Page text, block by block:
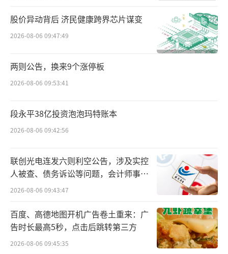
谁能想到，一个曾经定义全球家电标准的
国家，如今却试图靠提高关税维持本土制造的
尊严，这一转变，既是全球产业分工变化的结
果，也映射出美国制造业衰退背后更深层的结
美国如何成为家电工业的起点？
家用电器逐渐走入普通家庭，并开始改变人们
的日常生活方式。这一时期，诸多创新产品相
继问世，成为现代家电产业的奠基石。1911
年，通用电气公司（GE）推出了全球首款家用
电冰箱原型机，让制冷技术在家庭中的应用迈
出了第一步。
股价异动背后 济民健康跨界芯片谋变
2026-08-06 09:47:49
两则公告，换来9个涨停板
2026-08-06 09:53:41
段永平38亿投资泡泡玛特账本
2026-08-06 09:42:56
联创光电连发六则利空公告，涉及实控
人被查、债务诉讼等问题，会计师事务
所曾出具“保留意见”
2026-08-06 09:43:47
百度、高德地图开机广告卷土重来：广
告时长最高5秒，点击后跳转第三方
2026-08-06 09:45:35